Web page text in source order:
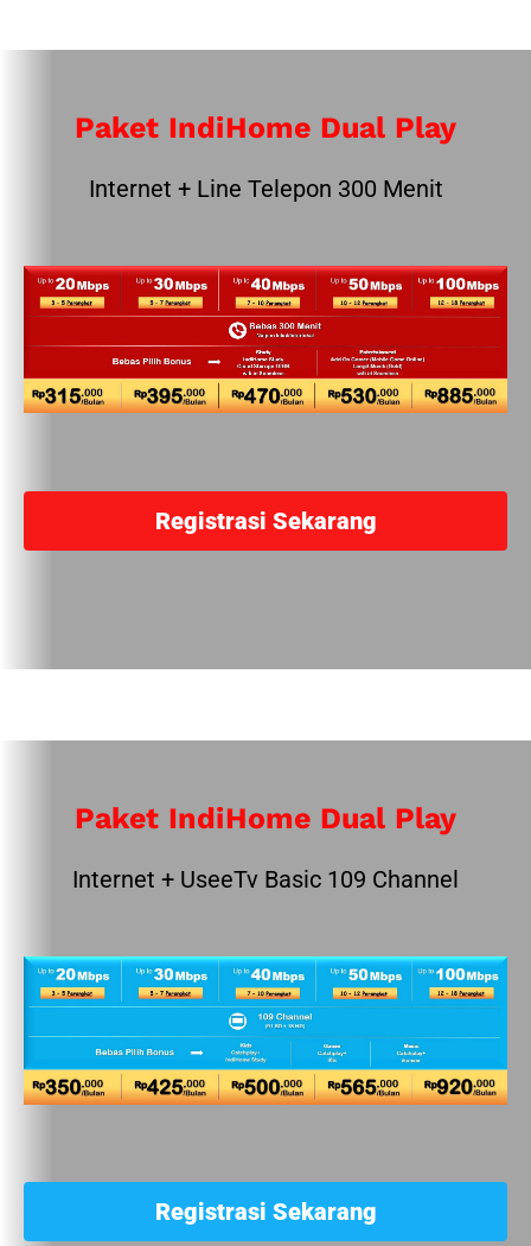
Paket IndiHome Dual Play
Internet + Line Telepon 300 Menit
Registrasi Sekarang
Paket IndiHome Dual Play
Internet + UseeTv Basic 109 Channel
Registrasi Sekarang